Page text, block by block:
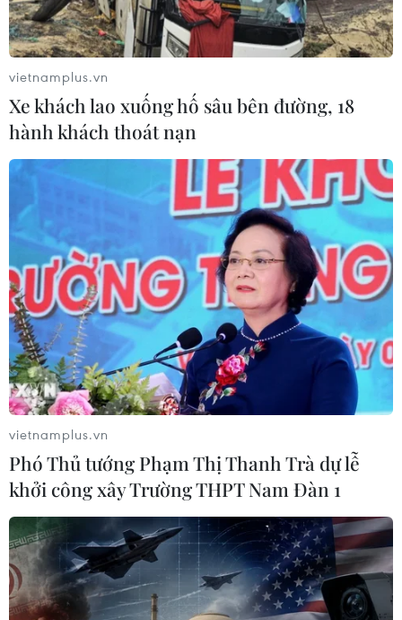
Vậy nên, lời khuyên dành cho bạn chính là hãy
luôn yêu, hiểu và không ngừng khám phá bản
thân để chọn cho mình cách làm đẹp phù hợp.
vietnamplus.vn
Xe khách lao xuống hố sâu bên đường, 18
hành khách thoát nạn
vietnamplus.vn
Phó Thủ tướng Phạm Thị Thanh Trà dự lễ
khởi công xây Trường THPT Nam Đàn 1